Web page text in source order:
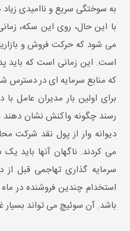
به سوختگی سریع و ناامیدی
با این حال، روی این سکه،
می شود که حرکت فروش و
است. این زمانی است که باید
که منابع سرمایه ای در دسترس
برای اولین بار مدیران عامل
رسند چگونه واکنش نشان دهند
دیوانه وار از پول نقد شرکت
می کردند. ناگهان آنها باید
سرمایه گذاری تهاجمی قبل
باشد. آن سوئیچ می تواند بسیار